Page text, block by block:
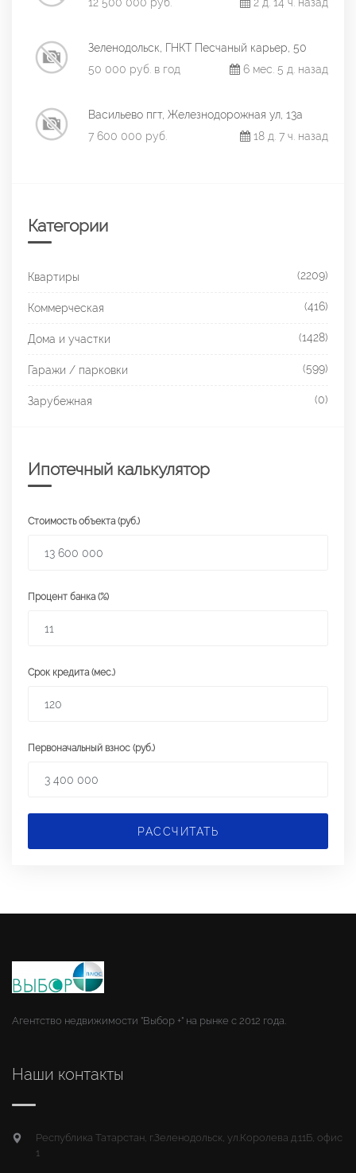
Зеленодольск, ГНКТ Песчаный карьер, 50
50 000 руб. в год
6 мес. 5 д. назад
Васильево пгт, Железнодорожная ул, 13а
7 600 000 руб.
18 д. 7 ч. назад
Категории
Квартиры (2209)
Коммерческая (416)
Дома и участки (1428)
Гаражи / парковки (599)
Зарубежная (0)
Ипотечный калькулятор
Стоимость объекта (руб.)
Процент банка (%)
Срок кредита (мес.)
Первоначальный взнос (руб.)
РАССЧИТАТЬ
Агентство недвижимости "Выбор +" на рынке с 2012 года.
Наши контакты
Республика Татарстан, г.Зеленодольск, ул.Королева д.11Б, офис
1